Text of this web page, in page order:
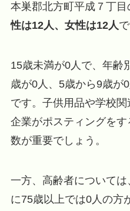
本巣郡北方町平成７丁目
性は12人、女性は12人で
15歳未満が0人で、年齢
歳が0人、5歳から9歳が
です。子供用品や学校
企業がポスティングを
数が重要でしょう。
一方、高齢者について
に75歳以上では0人の方